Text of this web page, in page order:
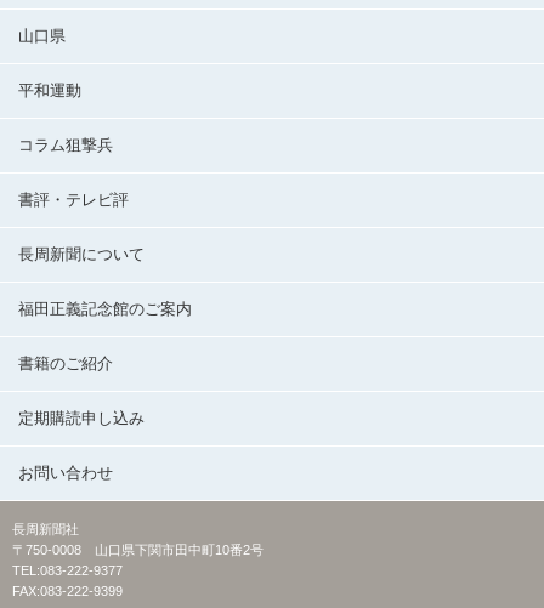
山口県
平和運動
コラム狙撃兵
書評・テレビ評
長周新聞について
福田正義記念館のご案内
書籍のご紹介
定期購読申し込み
お問い合わせ
長周新聞社
〒750-0008 山口県下関市田中町10番2号
TEL:083-222-9377
FAX:083-222-9399